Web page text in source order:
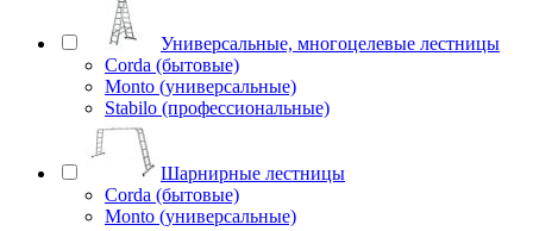
Универсальные, многоцелевые лестницы
Corda (бытовые)
Monto (универсальные)
Stabilo (профессиональные)
Шарнирные лестницы
Corda (бытовые)
Monto (универсальные)